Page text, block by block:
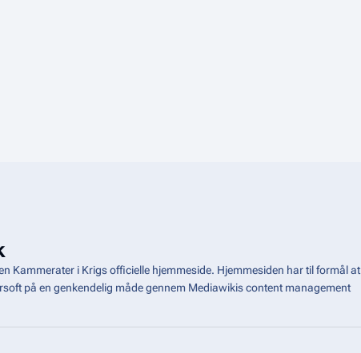
Kammerater i Krigs officielle hjemmeside. Hjemmesiden har til formål at
på en genkendelig måde gennem Mediawikiscontent management